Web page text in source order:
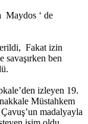
Maydos ‘ de
Fakat izin
savaşırken ben
izleyen 19.
Müstahkem
madalyayla